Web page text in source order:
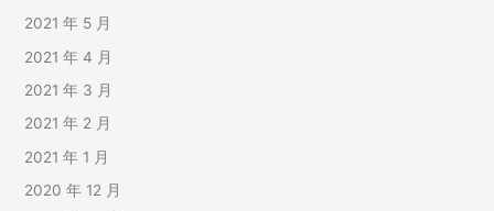
2021 年 5 月
2021 年 4 月
2021 年 3 月
2021 年 2 月
2021 年 1 月
2020 年 12 月